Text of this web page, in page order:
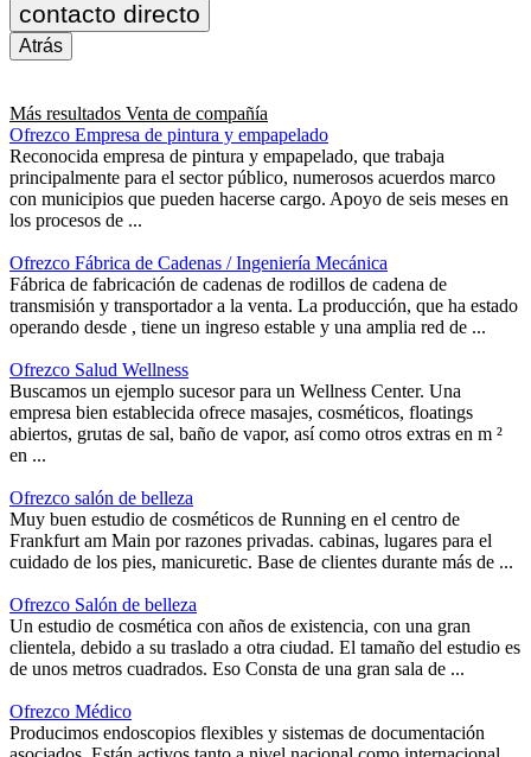
contacto directo
Atrás
Más resultados Venta de compañía
Ofrezco Empresa de pintura y empapelado
Reconocida empresa de pintura y empapelado, que trabaja
principalmente para el sector público, numerosos acuerdos marco
con municipios que pueden hacerse cargo. Apoyo de seis meses en
los procesos de ...
Ofrezco Fábrica de Cadenas / Ingeniería Mecánica
Fábrica de fabricación de cadenas de rodillos de cadena de
transmisión y transportador a la venta. La producción, que ha estado
operando desde , tiene un ingreso estable y una amplia red de ...
Ofrezco Salud Wellness
Buscamos un ejemplo sucesor para un Wellness Center. Una
empresa bien establecida ofrece masajes, cosméticos, floatings
abiertos, grutas de sal, baño de vapor, así como otros extras en m ²
en ...
Ofrezco salón de belleza
Muy buen estudio de cosméticos de Running en el centro de
Frankfurt am Main por razones privadas. cabinas, lugares para el
cuidado de los pies, manicuretic. Base de clientes durante más de ...
Ofrezco Salón de belleza
Un estudio de cosmética con años de existencia, con una gran
clientela, debido a su traslado a otra ciudad. El tamaño del estudio es
de unos metros cuadrados. Eso Consta de una gran sala de ...
Ofrezco Médico
Producimos endoscopios flexibles y sistemas de documentación